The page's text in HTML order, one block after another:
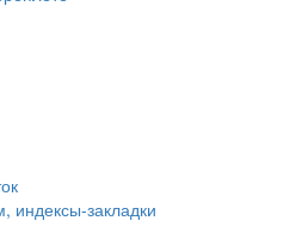
индексы-закладки